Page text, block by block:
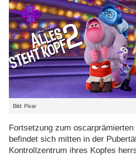
Bild: Pixar
Fortsetzung zum
befindet sich mitten in der
Kontrollzentrum ihres Kopfes